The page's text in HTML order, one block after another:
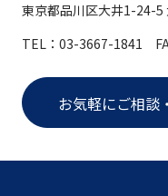
東京都品川区大井1-24-5
TEL：03-3667-1841
お気軽にご相談